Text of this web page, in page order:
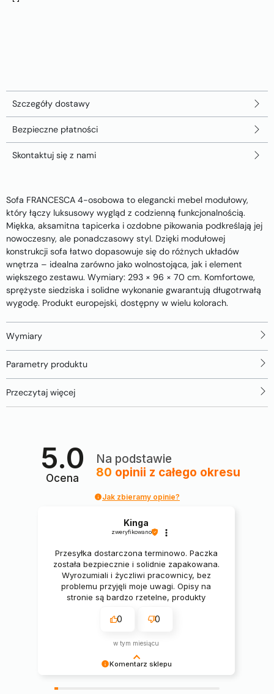
Szczegóły dostawy
Bezpieczne płatności
Skontaktuj się z nami
Sofa FRANCESCA 4-osobowa to elegancki mebel modułowy,
który łączy luksusowy wygląd z codzienną funkcjonalnością.
Miękka, aksamitna tapicerka i ozdobne pikowania podkreślają jej
nowoczesny, ale ponadczasowy styl. Dzięki modułowej
konstrukcji sofa łatwo dopasowuje się do różnych układów
wnętrza – idealna zarówno jako wolnostojąca, jak i element
większego zestawu. Wymiary: 293 × 96 × 70 cm. Komfortowe,
sprężyste siedziska i solidne wykonanie gwarantują długotrwałą
wygodę. Produkt europejski, dostępny w wielu kolorach.
Wymiary
Parametry produktu
Przeczytaj więcej
5.0
Ocena
Na podstawie
80 opinii z całego okresu
Jak zbieramy opinie?
Komentarz sklepu
Kinga
zweryfikowano
Przesyłka dostarczona terminowo. Paczka
została bezpiecznie i solidnie zapakowana.
Wyrozumiali i życzliwi pracownicy, bez
problemu przyjęli moje uwagi. Opisy na
stronie są bardzo rzetelne, produkty
0 0
w tym miesiącu